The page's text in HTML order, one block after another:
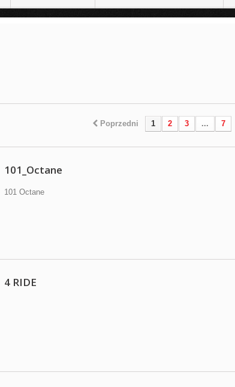
Poprzedni 1 2 3 ... 7
101_Octane
101 Octane
4 RIDE